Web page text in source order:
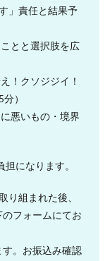
」責任と結果予
とと選択肢を広
！クソジジイ！
）
悪いもの・境界
になります。
り組まれた後、
のフォームにてお
。お振込み確認